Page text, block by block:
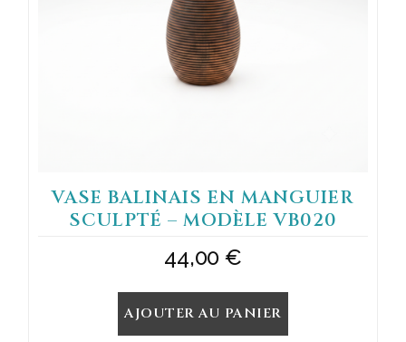
VASE BALINAIS EN MANGUIER
SCULPTÉ – MODÈLE VB020
44,00 €
AJOUTER AU PANIER